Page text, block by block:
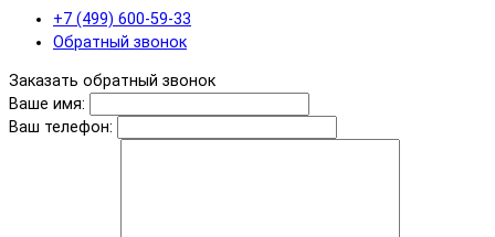
+7 (499) 600-59-33
Обратный звонок
Заказать обратный звонок
Ваше имя:
Ваш телефон: